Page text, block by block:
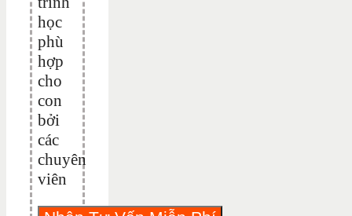
học
phù
hợp
cho
con
bởi
các
chuyên
viên